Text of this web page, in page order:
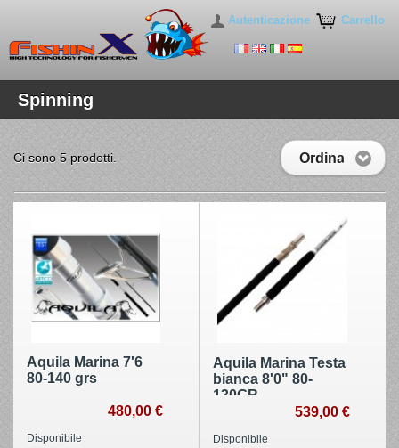
Carrello
Autenticazione
Spinning
Ordina
Ci sono 5 prodotti.
Aquila Marina 7'6
80-140 grs
480,00 €
Disponibile
Aquila Marina Testa
bianca 8'0" 80-
130GR.
539,00 €
Disponibile